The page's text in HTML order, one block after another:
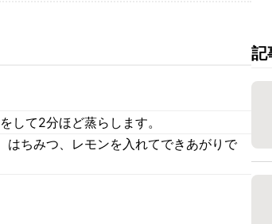
して2分ほど蒸らします。
はちみつ、レモンを入れてできあがりで
記